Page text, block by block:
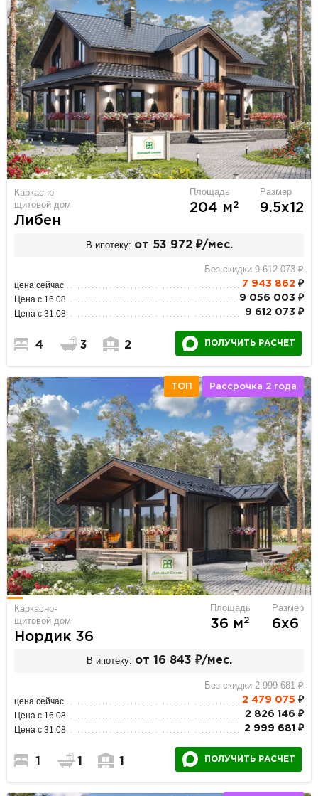
Каркасно-
щитовой дом
Либен
Площадь
204 м2
Размер
9.5х12
В ипотеку: от 53 972 ₽/мес.
Без скидки 9 612 073 ₽
цена сейчас 7 943 862 ₽
Цена с 16.08 9 056 003 ₽
Цена с 31.08 9 612 073 ₽
4 3 2 ПОЛУЧИТЬ РАСЧЕТ
ТОП Рассрочка 2 года
Каркасно-
щитовой дом
Нордик 36
Площадь
36 м2
Размер
6х6
В ипотеку: от 16 843 ₽/мес.
Без скидки 2 999 681 ₽
цена сейчас 2 479 075 ₽
Цена с 16.08 2 826 146 ₽
Цена с 31.08 2 999 681 ₽
1 1 1 ПОЛУЧИТЬ РАСЧЕТ